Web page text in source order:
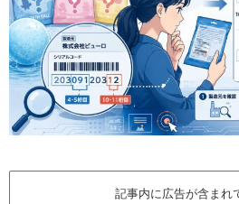
記事内に広告が含まれ